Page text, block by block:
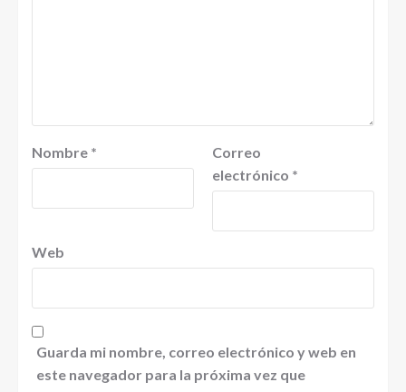
Nombre *
Correo
electrónico *
Web
Guarda mi nombre, correo electrónico y web en
este navegador para la próxima vez que